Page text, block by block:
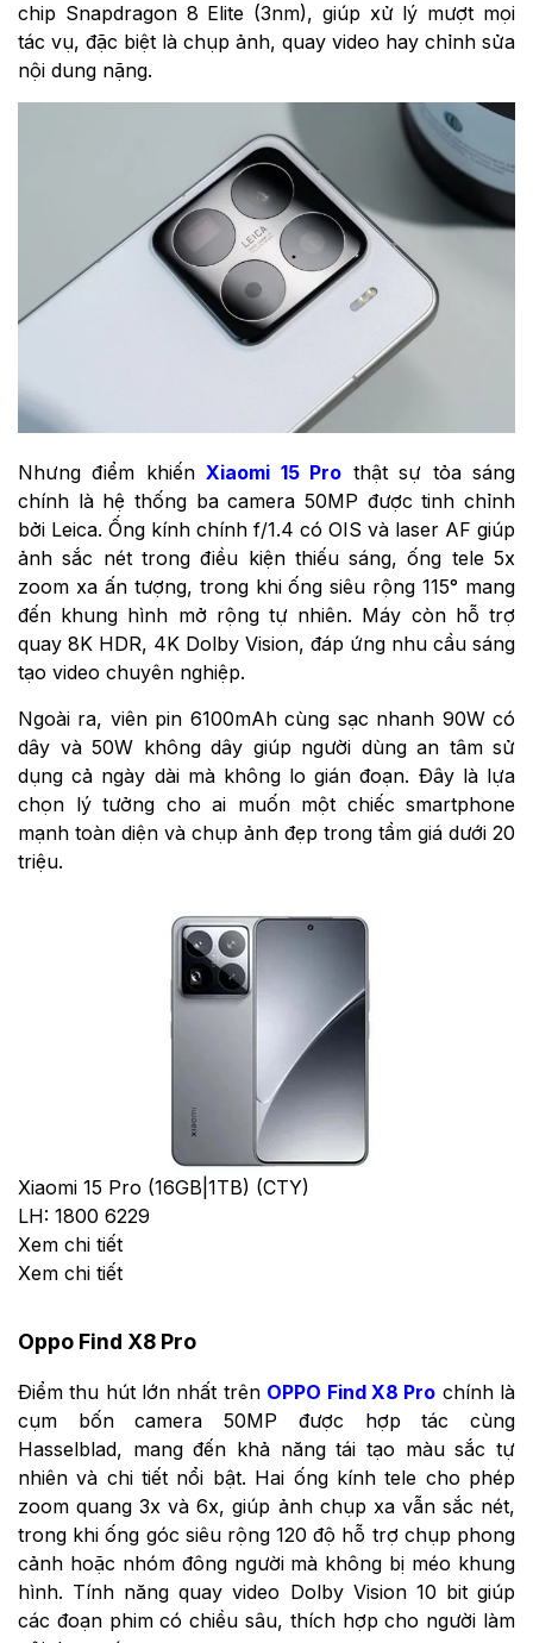
chip Snapdragon 8 Elite (3nm), giúp xử lý mượt mọi
tác vụ, đặc biệt là chụp ảnh, quay video hay chỉnh sửa
nội dung nặng.
Nhưng điểm khiếnXiaomi 15 Pro thật sự tỏa sáng
chính là hệ thống ba camera 50MP được tinh chỉnh
bởi Leica. Ống kính chính f/1.4 có OIS và laser AF giúp
ảnh sắc nét trong điều kiện thiếu sáng, ống tele 5x
zoom xa ấn tượng, trong khi ống siêu rộng 115° mang
đến khung hình mở rộng tự nhiên. Máy còn hỗ trợ
quay 8K HDR, 4K Dolby Vision, đáp ứng nhu cầu sáng
tạo video chuyên nghiệp.
Ngoài ra, viên pin 6100mAh cùng sạc nhanh 90W có
dây và 50W không dây giúp người dùng an tâm sử
dụng cả ngày dài mà không lo gián đoạn. Đây là lựa
chọn lý tưởng cho ai muốn một chiếc smartphone
mạnh toàn diện và chụp ảnh đẹp trong tầm giá dưới 20
triệu.
Xiaomi 15 Pro (16GB|1TB) (CTY)
LH: 1800 6229
Xem chi tiết
Xem chi tiết
Oppo Find X8 Pro
Điểm thu hút lớn nhất trên OPPO Find X8 Pro chính là
cụm bốn camera 50MP được hợp tác cùng
Hasselblad, mang đến khả năng tái tạo màu sắc tự
nhiên và chi tiết nổi bật. Hai ống kính tele cho phép
zoom quang 3x và 6x, giúp ảnh chụp xa vẫn sắc nét,
trong khi ống góc siêu rộng 120 độ hỗ trợ chụp phong
cảnh hoặc nhóm đông người mà không bị méo khung
hình. Tính năng quay video Dolby Vision 10 bit giúp
các đoạn phim có chiều sâu, thích hợp cho người làm